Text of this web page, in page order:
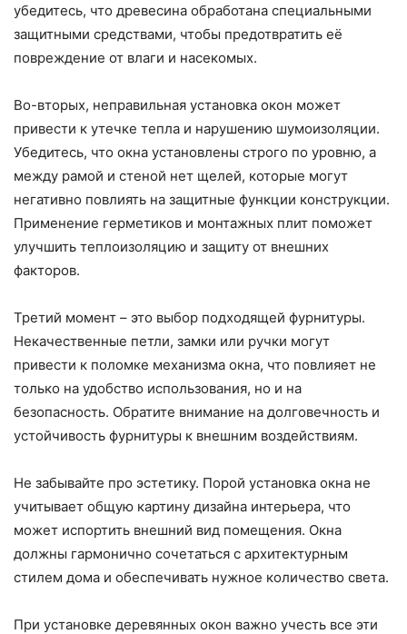
убедитесь, что древесина обработана специальными
защитными средствами, чтобы предотвратить её
повреждение от влаги и насекомых.
Во-вторых, неправильная установка окон может
привести к утечке тепла и нарушению шумоизоляции.
Убедитесь, что окна установлены строго по уровню, а
между рамой и стеной нет щелей, которые могут
негативно повлиять на защитные функции конструкции.
Применение герметиков и монтажных плит поможет
улучшить теплоизоляцию и защиту от внешних
факторов.
Третий момент – это выбор подходящей фурнитуры.
Некачественные петли, замки или ручки могут
привести к поломке механизма окна, что повлияет не
только на удобство использования, но и на
безопасность. Обратите внимание на долговечность и
устойчивость фурнитуры к внешним воздействиям.
Не забывайте про эстетику. Порой установка окна не
учитывает общую картину дизайна интерьера, что
может испортить внешний вид помещения. Окна
должны гармонично сочетаться с архитектурным
стилем дома и обеспечивать нужное количество света.
При установке деревянных окон важно учесть все эти